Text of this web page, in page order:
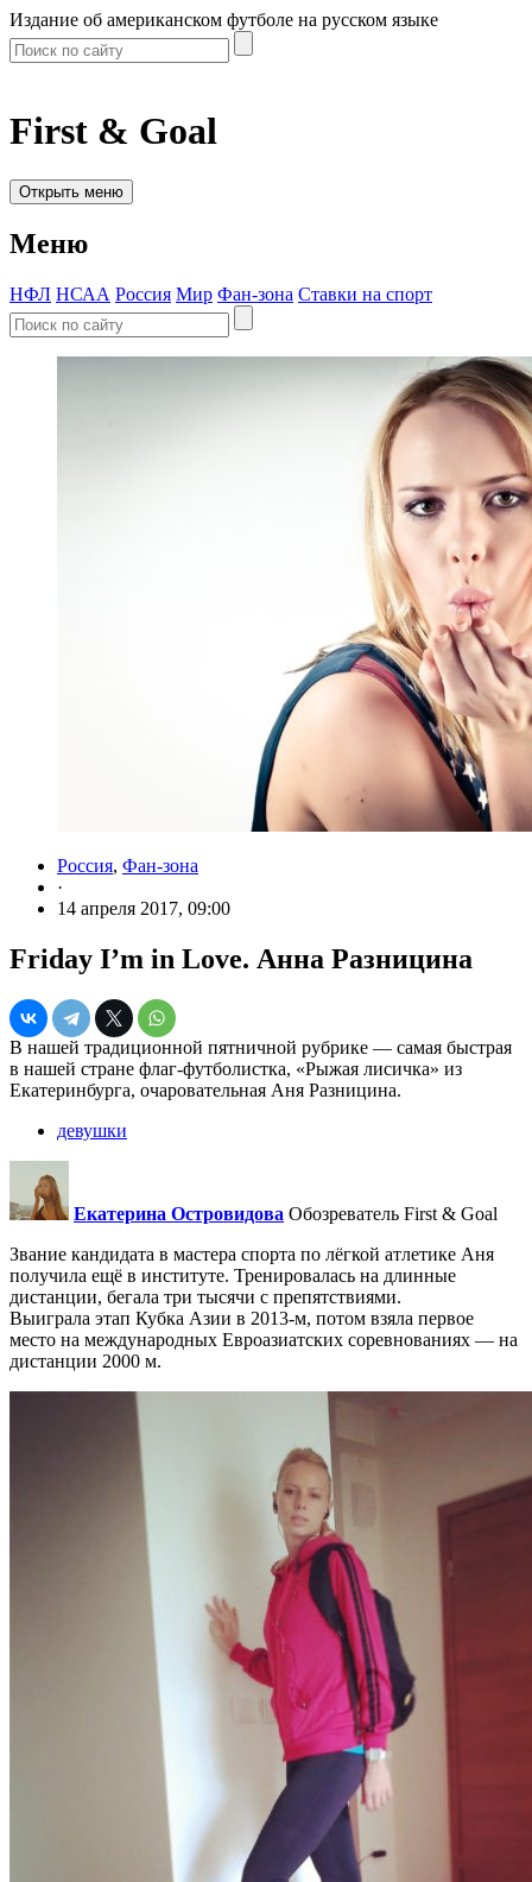
Издание об американском футболе на русском языке
First & Goal
Открыть меню
Меню
НФЛ НСАА Россия Мир Фан-зона Ставки на спорт
Россия, Фан-зона
·
14 апреля 2017, 09:00
Friday I’m in Love. Анна Разницина
В нашей традиционной пятничной рубрике — самая быстрая
в нашей стране флаг-футболистка, «Рыжая лисичка» из
Екатеринбурга, очаровательная Аня Разницина.
девушки
Екатерина Островидова Обозреватель First & Goal
Звание кандидата в мастера спорта по лёгкой атлетике Аня
получила ещё в институте. Тренировалась на длинные
дистанции, бегала три тысячи с препятствиями.
Выиграла этап Кубка Азии в 2013-м, потом взяла первое
место на международных Евроазиатских соревнованиях — на
дистанции 2000 м.